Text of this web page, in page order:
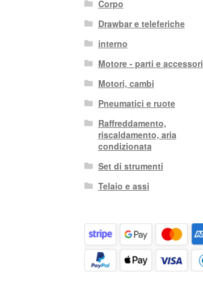
Corpo
Drawbar e teleferiche
interno
Motore - parti e accessori
Motori, cambi
Pneumatici e ruote
Raffreddamento,
riscaldamento, aria
condizionata
Set di strumenti
Telaio e assi